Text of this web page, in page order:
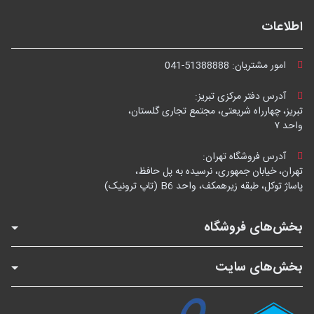
اطلاعات
امور مشتریان: 041-51388888
آدرس دفتر مرکزی تبریز:
تبریز، چهارراه شریعتی، مجتمع تجاری گلستان،
واحد ۷
آدرس فروشگاه تهران:
تهران، خیابان جمهوری، نرسیده به پل حافظ،
پاساژ توکل، طبقه زیرهمکف، واحد B6 (تاپ ترونیک)
بخش‌های فروشگاه
بخش‌های سایت